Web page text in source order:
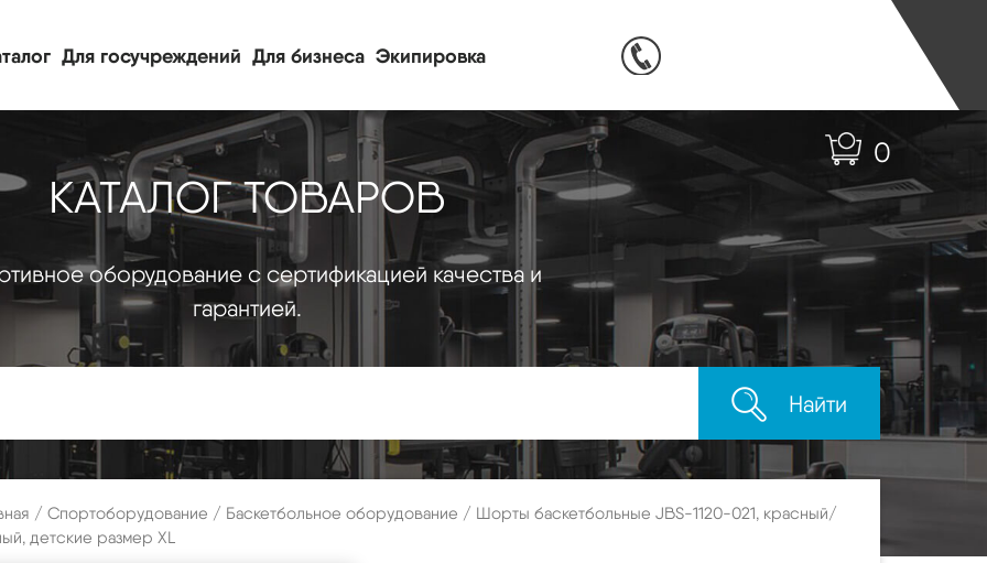
Для госучреждений Для бизнеса Экипировка
0
КАТАЛОГ ТОВАРОВ
оборудование с сертификацией качества и
гарантией.
Найти
/ Спортоборудование / Баскетбольное оборудование / Шорты баскетбольные JBS-1120-021, красный/
детские размер XL